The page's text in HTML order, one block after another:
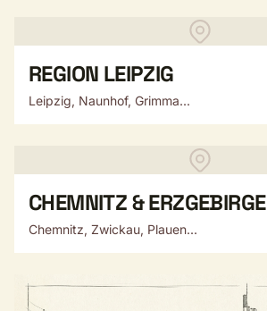
REGION LEIPZIG
Leipzig, Naunhof, Grimma...
CHEMNITZ & ERZGEBIRGE
Chemnitz, Zwickau, Plauen...